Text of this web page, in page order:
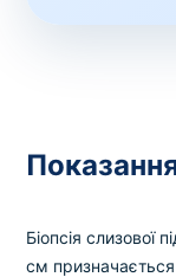
Біопсія
см